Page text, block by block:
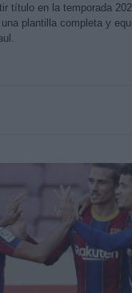
título en la temporada
plantilla completa y